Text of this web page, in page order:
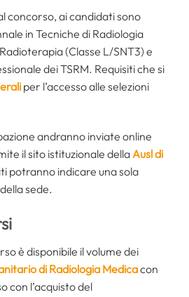
concorso, ai candidati sono
in Tecniche di Radiologia
(Classe L/SNT3) e
dei TSRM. Requisiti che si
per l’accesso alle selezioni
andranno inviate online
il sito istituzionale dellaAusl di
potranno indicare una sola
sede.
è disponibile il volume dei
di Radiologia Medicacon
con l’acquisto del